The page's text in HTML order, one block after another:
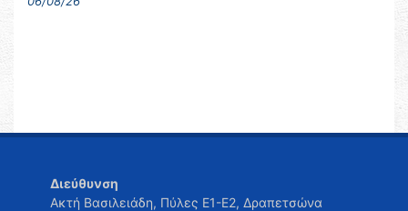
Διεύθυνση
Ακτή Βασιλειάδη, Πύλες Ε1-Ε2, Δραπετσώνα